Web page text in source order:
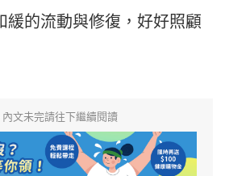
緩的流動與修復，好好照顧
內文未完請往下繼續閱讀